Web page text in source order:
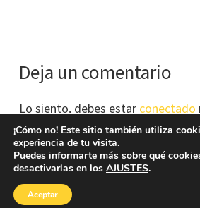
Deja un comentario
Lo siento, debes estar conectado
comentario.
¡Cómo no! Este sitio también utiliza
experiencia de tu visita.
Puedes informarte más sobre qué
desactivarlas en los AJUSTES.
Aceptar